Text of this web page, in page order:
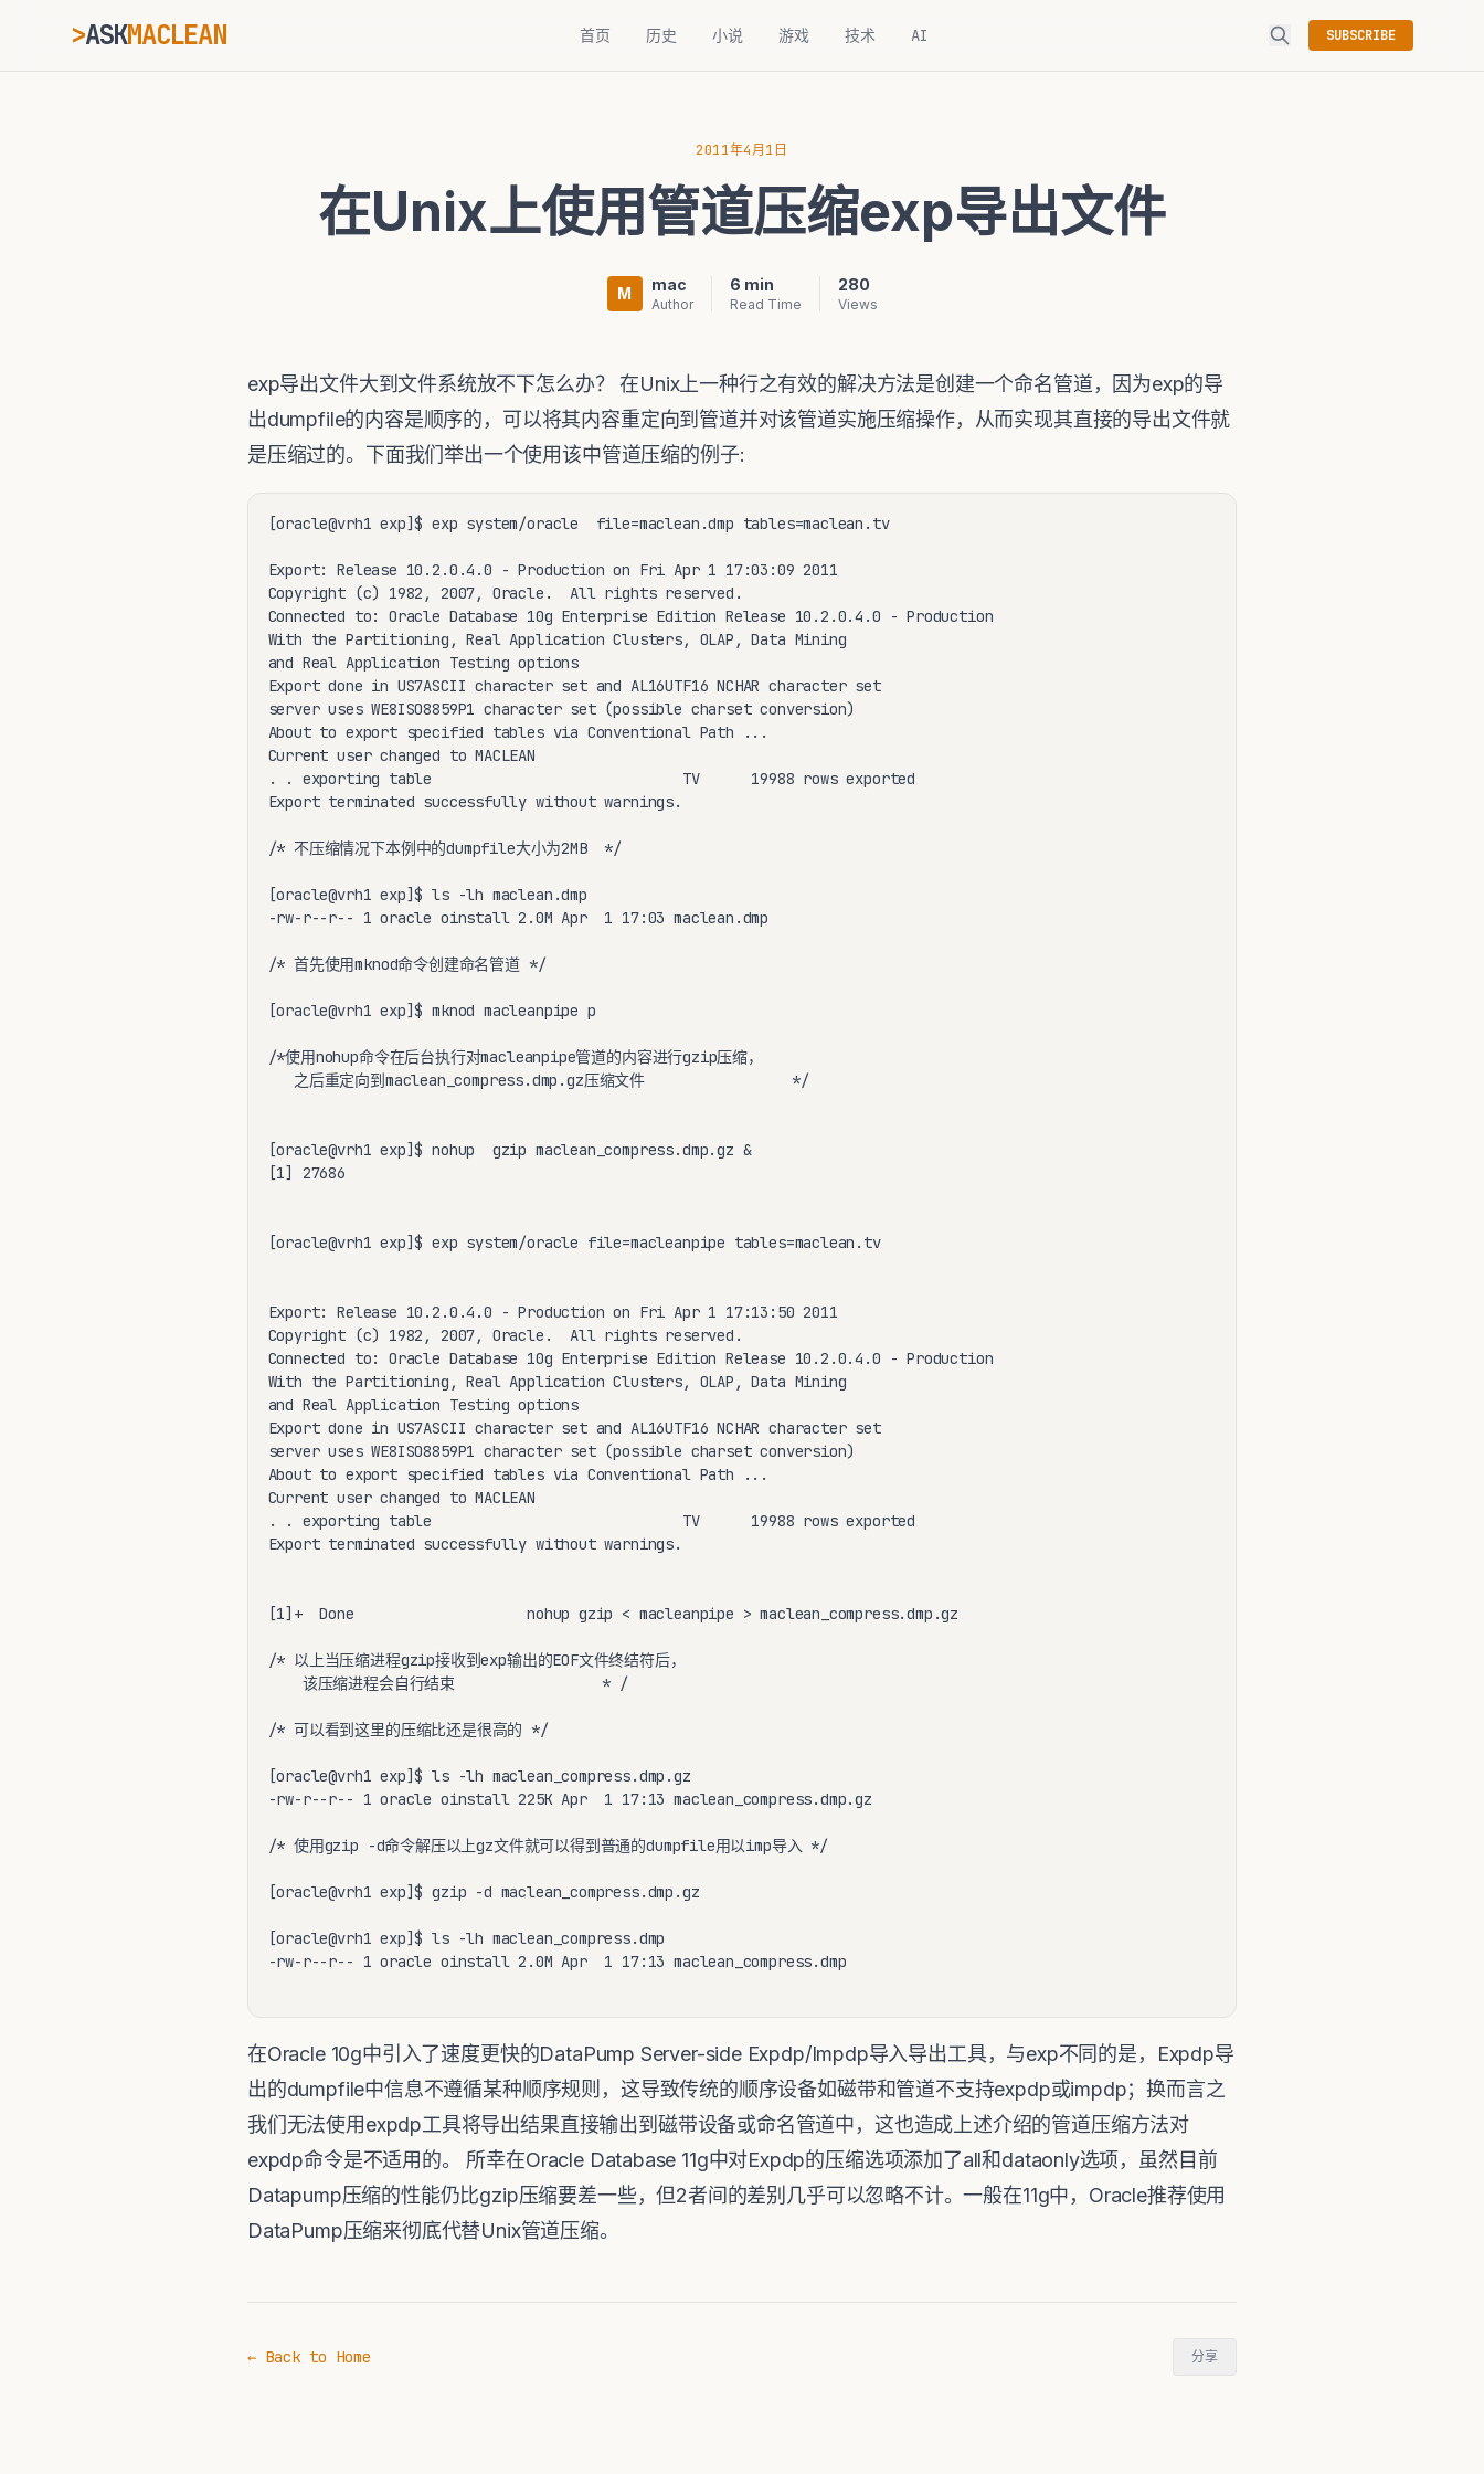
>ASKMACLEAN_ 首页 历史 小说 游戏 技术 AI SUBSCRIBE
2011年4月1日
在Unix上使用管道压缩exp导出文件
M mac
Author
6 min
Read Time
280
Views
exp导出文件大到文件系统放不下怎么办？ 在Unix上一种行之有效的解决方法是创建一个命名管道，因为exp的导
出dumpfile的内容是顺序的，可以将其内容重定向到管道并对该管道实施压缩操作，从而实现其直接的导出文件就
是压缩过的。下面我们举出一个使用该中管道压缩的例子:
[oracle@vrh1 exp]$ exp system/oracle  file=maclean.dmp tables=maclean.tv
Export: Release 10.2.0.4.0 - Production on Fri Apr 1 17:03:09 2011
Copyright (c) 1982, 2007, Oracle.  All rights reserved.
Connected to: Oracle Database 10g Enterprise Edition Release 10.2.0.4.0 - Production
With the Partitioning, Real Application Clusters, OLAP, Data Mining
and Real Application Testing options
Export done in US7ASCII character set and AL16UTF16 NCHAR character set
server uses WE8ISO8859P1 character set (possible charset conversion)
About to export specified tables via Conventional Path ...
Current user changed to MACLEAN
. . exporting table                             TV      19988 rows exported
Export terminated successfully without warnings.
/* 不压缩情况下本例中的dumpfile大小为2MB  */
[oracle@vrh1 exp]$ ls -lh maclean.dmp
-rw-r--r-- 1 oracle oinstall 2.0M Apr  1 17:03 maclean.dmp
/* 首先使用mknod命令创建命名管道 */
[oracle@vrh1 exp]$ mknod macleanpipe p
/*使用nohup命令在后台执行对macleanpipe管道的内容进行gzip压缩，
   之后重定向到maclean_compress.dmp.gz压缩文件                 */
[oracle@vrh1 exp]$ nohup  gzip maclean_compress.dmp.gz &
[1] 27686
[oracle@vrh1 exp]$ exp system/oracle file=macleanpipe tables=maclean.tv
Export: Release 10.2.0.4.0 - Production on Fri Apr 1 17:13:50 2011
Copyright (c) 1982, 2007, Oracle.  All rights reserved.
Connected to: Oracle Database 10g Enterprise Edition Release 10.2.0.4.0 - Production
With the Partitioning, Real Application Clusters, OLAP, Data Mining
and Real Application Testing options
Export done in US7ASCII character set and AL16UTF16 NCHAR character set
server uses WE8ISO8859P1 character set (possible charset conversion)
About to export specified tables via Conventional Path ...
Current user changed to MACLEAN
. . exporting table                             TV      19988 rows exported
Export terminated successfully without warnings.
[1]+  Done                    nohup gzip < macleanpipe > maclean_compress.dmp.gz
/* 以上当压缩进程gzip接收到exp输出的EOF文件终结符后，
    该压缩进程会自行结束                 * /
/* 可以看到这里的压缩比还是很高的 */
[oracle@vrh1 exp]$ ls -lh maclean_compress.dmp.gz
-rw-r--r-- 1 oracle oinstall 225K Apr  1 17:13 maclean_compress.dmp.gz
/* 使用gzip -d命令解压以上gz文件就可以得到普通的dumpfile用以imp导入 */
[oracle@vrh1 exp]$ gzip -d maclean_compress.dmp.gz
[oracle@vrh1 exp]$ ls -lh maclean_compress.dmp
-rw-r--r-- 1 oracle oinstall 2.0M Apr  1 17:13 maclean_compress.dmp
在Oracle 10g中引入了速度更快的DataPump Server-side Expdp/Impdp导入导出工具，与exp不同的是，Expdp导
出的dumpfile中信息不遵循某种顺序规则，这导致传统的顺序设备如磁带和管道不支持expdp或impdp；换而言之
我们无法使用expdp工具将导出结果直接输出到磁带设备或命名管道中，这也造成上述介绍的管道压缩方法对
expdp命令是不适用的。 所幸在Oracle Database 11g中对Expdp的压缩选项添加了all和dataonly选项，虽然目前
Datapump压缩的性能仍比gzip压缩要差一些，但2者间的差别几乎可以忽略不计。一般在11g中，Oracle推荐使用
DataPump压缩来彻底代替Unix管道压缩。
← Back to Home 分享